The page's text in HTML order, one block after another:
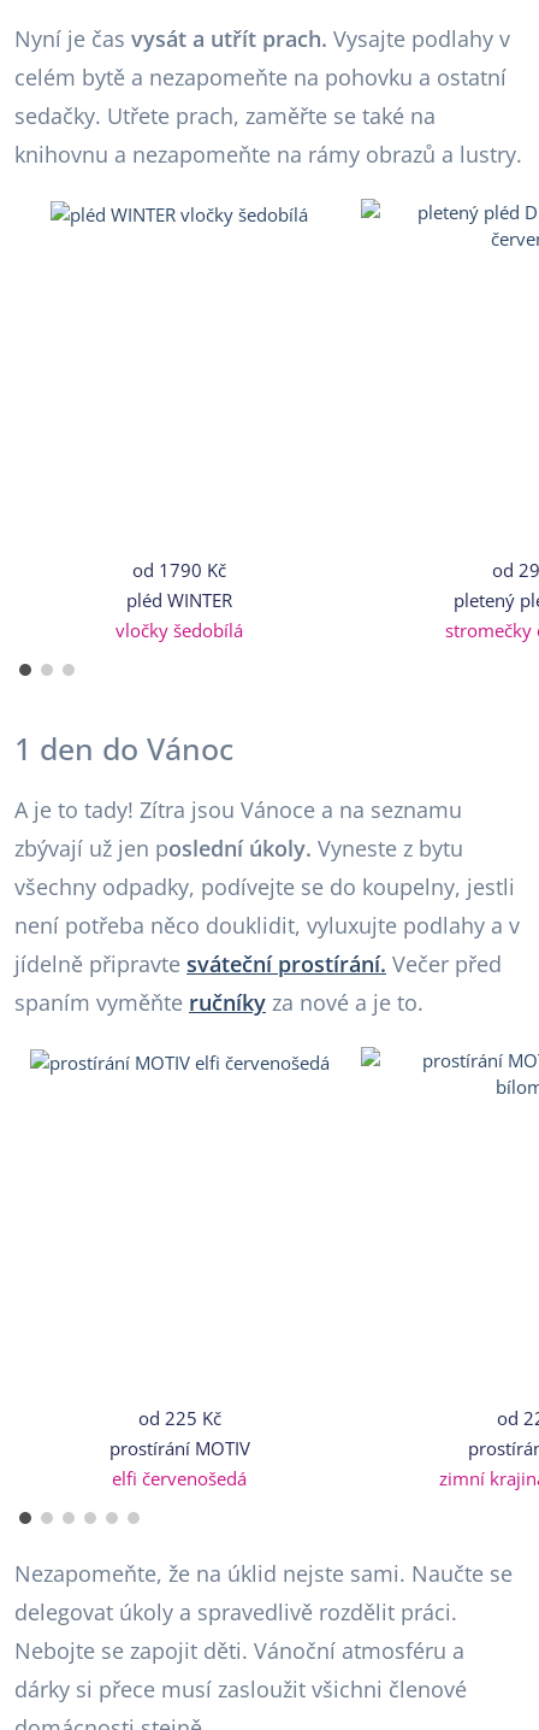
Nyní je čas vysát a utřít prach. Vysajte podlahy v
celém bytě a nezapomeňte na pohovku a ostatní
sedačky. Utřete prach, zaměřte se také na
knihovnu a nezapomeňte na rámy obrazů a lustry.
od 1790 Kč
pléd WINTER
vločky šedobílá
od
pletený
stromečky
1 den do Vánoc
A je to tady! Zítra jsou Vánoce a na seznamu
zbývají už jen poslední úkoly. Vyneste z bytu
všechny odpadky, podívejte se do koupelny, jestli
není potřeba něco douklidit, vyluxujte podlahy a v
jídelně připravte sváteční prostírání. Večer před
spaním vyměňte ručníky za nové a je to.
od 225 Kč
prostírání MOTIV
elfi červenošedá
od
zimní
Nezapomeňte, že na úklid nejste sami. Naučte se
delegovat úkoly a spravedlivě rozdělit práci.
Nebojte se zapojit děti. Vánoční atmosféru a
dárky si přece musí zasloužit všichni členové